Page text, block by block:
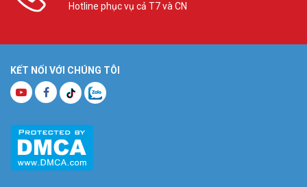
Hotline phục vụ cả T7 và CN
KẾT NỐI VỚI CHÚNG TÔI